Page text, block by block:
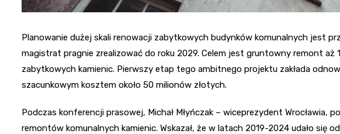
Planowanie dużej skali renowacji zabytkowych budynków komunalnych jest
magistrat pragnie zrealizować do roku 2029. Celem jest gruntowny remont aż
zabytkowych kamienic. Pierwszy etap tego ambitnego projektu zakłada
szacunkowym kosztem około 50 milionów złotych.
Podczas konferencji prasowej, Michał Młyńczak – wiceprezydent Wrocławia,
remontów komunalnych kamienic. Wskazał, że w latach 2019-2024 udało się